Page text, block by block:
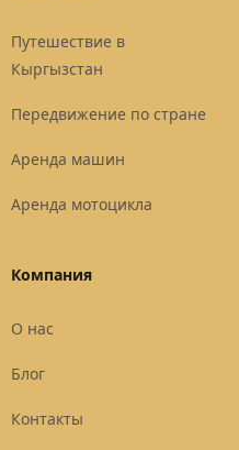
Путешествие в
Кыргызстан
Передвижение по стране
Аренда машин
Аренда мотоцикла
Компания
О нас
Блог
Контакты